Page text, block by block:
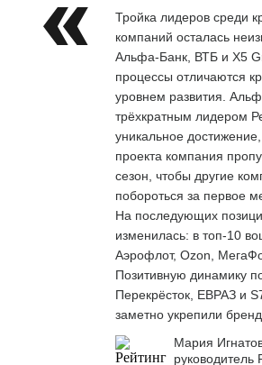
Тройка лидеров среди
компаний осталась
Альфа-Банк, ВТБ и X5
процессы отличаются
уровнем развития.
трёхкратным лидером
уникальное
проекта компания
сезон, чтобы другие
побороться за первое
На последующих
изменилась: в топ-10
Аэрофлот, Ozon,
Позитивную динамику
Перекрёсток, ЕВРАЗ и
заметно укрепили
Мария
руководитель